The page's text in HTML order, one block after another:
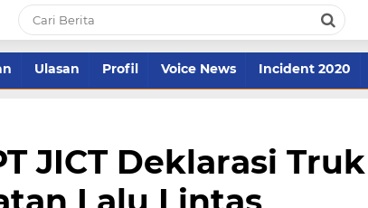
Ulasan Profil Voice News Incident 2020
JICT Deklarasi Truk